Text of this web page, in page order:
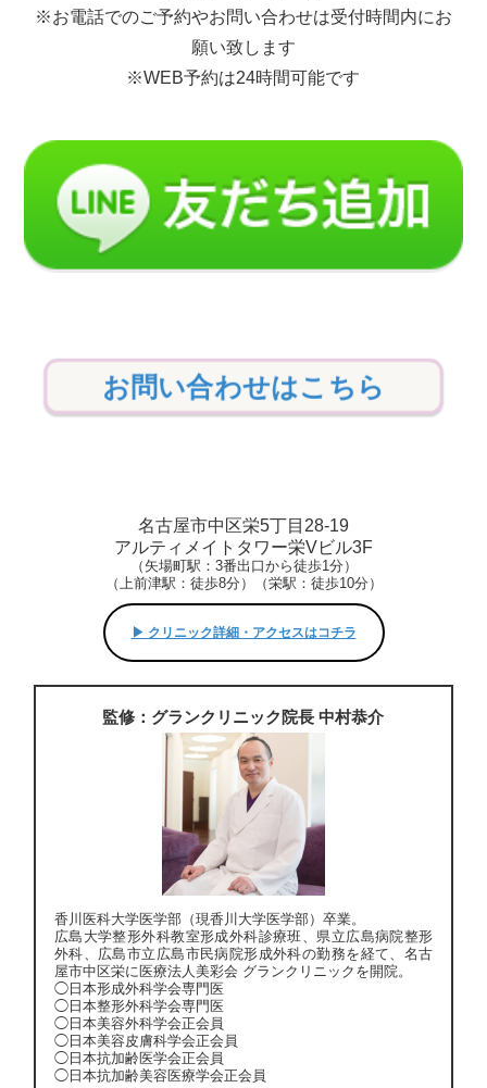
※お電話でのご予約やお問い合わせは受付時間内にお
願い致します
※WEB予約は24時間可能です
お問い合わせはこちら
名古屋市中区栄5丁目28-19
アルティメイトタワー栄Vビル3F
（矢場町駅：3番出口から徒歩1分）
（上前津駅：徒歩8分）（栄駅：徒歩10分）
▶︎ クリニック詳細・アクセスはコチラ
監修：グランクリニック院長 中村恭介
香川医科大学医学部（現香川大学医学部）卒業。
広島大学整形外科教室形成外科診療班、県立広島病院整形
外科、広島市立広島市民病院形成外科の勤務を経て、名古
屋市中区栄に医療法人美彩会 グランクリニックを開院。
◯日本形成外科学会専門医
◯日本整形外科学会専門医
◯日本美容外科学会正会員
◯日本美容皮膚科学会正会員
◯日本抗加齢医学会正会員
◯日本抗加齢美容医療学会正会員